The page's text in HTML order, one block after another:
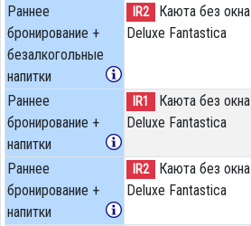
Раннее
бронирование +
безалкогольные
напитки
IR2
Каюта без окна
Deluxe Fantastica
Раннее
бронирование +
напитки
IR1
Каюта без окна
Deluxe Fantastica
Раннее
бронирование +
напитки
IR2
Каюта без окна
Deluxe Fantastica